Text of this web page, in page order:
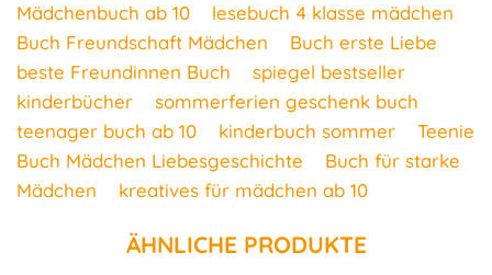
Mädchenbuch ab 10
lesebuch 4 klasse mädchen
Buch Freundschaft Mädchen
Buch erste Liebe
beste Freundinnen Buch
spiegel bestseller
kinderbücher
sommerferien geschenk buch
teenager buch ab 10
kinderbuch sommer
Teenie
Buch Mädchen Liebesgeschichte
Buch für starke
Mädchen
kreatives für mädchen ab 10
ÄHNLICHE PRODUKTE